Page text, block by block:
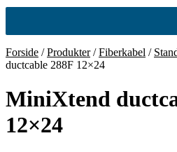
Forside /Produkter/Fiberkabel /
ductcable 288F 12×24
MiniXtend
12×24